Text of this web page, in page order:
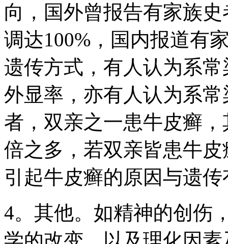
向，国外曾报告有家族
调达100%，国内报道有
遗传方式，有人认为系
外显率，亦有人认为系
者，双亲之一患牛皮癣
倍之多，若双亲皆患牛
引起牛皮癣的原因与遗
4。其他。如精神的创伤